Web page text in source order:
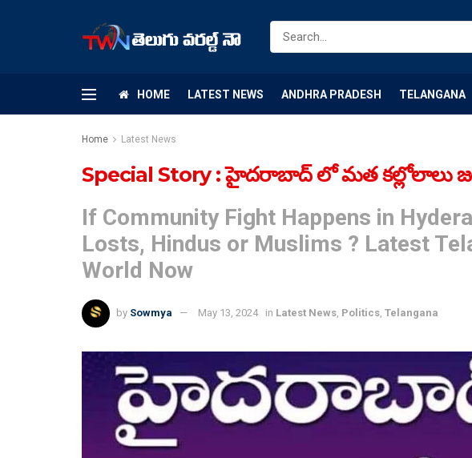
HOME LATEST NEWS ANDHRA PRADESH TELANGANA
Home Latest News
Special Story : హైదరాబాద్ లో మత కల్లోలాలు
If Community Fight Happens in
Losts, Hindus or Muslims ? Latest
World Now
by Sowmya May 13, 2024 in Latest News, Politics, Telangana